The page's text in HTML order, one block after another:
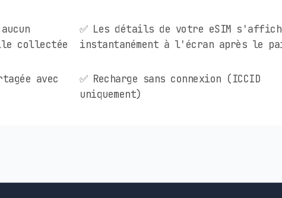
collectée
✅ Les détails de votre eSIM
instantanément à l'écran après le
avec
✅ Recharge sans connexion (ICCID
uniquement)